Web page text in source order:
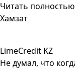
Читать полностью
Хамзат
LimeCredit KZ
Не думал, что